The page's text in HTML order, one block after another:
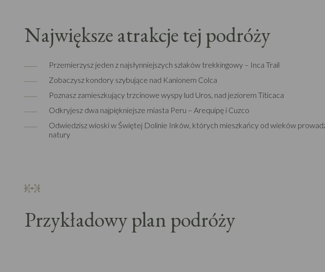
Największe atrakcje tej podróży
Przemierzysz jeden z najsłynniejszych szlaków trekkingowy – Inca Trail
Zobaczysz kondory szybujące nad Kanionem Colca
Poznasz zamieszkujący trzcinowe wyspy lud Uros, nad jeziorem Titicaca
Odkryjesz dwa najpiękniejsze miasta Peru – Arequipę i Cuzco
Odwiedzisz wioski w Świętej Dolinie Inków, których mieszkańcy od wieków
natury
Przykładowy plan podróży